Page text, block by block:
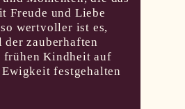
Freude und Liebe
wertvoller ist es,
der zauberhaften
frühen Kindheit auf
festgehalten